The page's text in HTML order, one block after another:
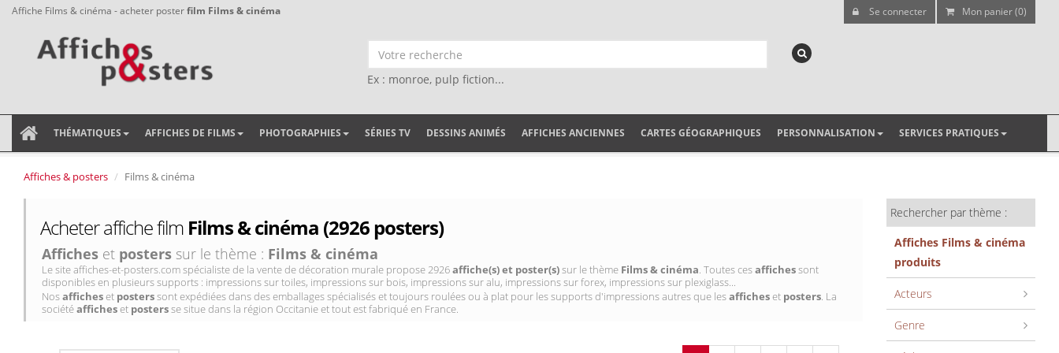
Affiche Films & cinéma - acheter posterfilm Films & cinéma Se connecter Mon panier (0)
Ex : monroe, pulp fiction...
THÉMATIQUES AFFICHES DE FILMS PHOTOGRAPHIES SÉRIES TV DESSINS ANIMÉS AFFICHES ANCIENNES CARTES GÉOGRAPHIQUES PERSONNALISATION SERVICES PRATIQUES
Affiches & posters Films & cinéma
Acheter affiche film Films & cinéma (2926 posters)
Affiches et posters sur le thème : Films & cinéma
Le site affiches-et-posters.com spécialiste de la vente de décoration murale propose 2926affiche(s) et poster(s)sur le thème Films & cinéma. Toutes cesaffichessont
disponibles en plusieurs supports : impressions sur toiles, impressions sur bois, impressions sur alu, impressions sur forex, impressions sur plexiglass...
Nosafficheset posterssont expédiées dans des emballages spécialisés et toujours roulées ou à plat pour les supports d'impressions autres que lesafficheset posters. La
sociétéafficheset postersse situe dans la région Occitanie et tout est fabriqué en France.
Rechercher par thème :
Affiches Films & cinéma
produits
Acteurs
Genre